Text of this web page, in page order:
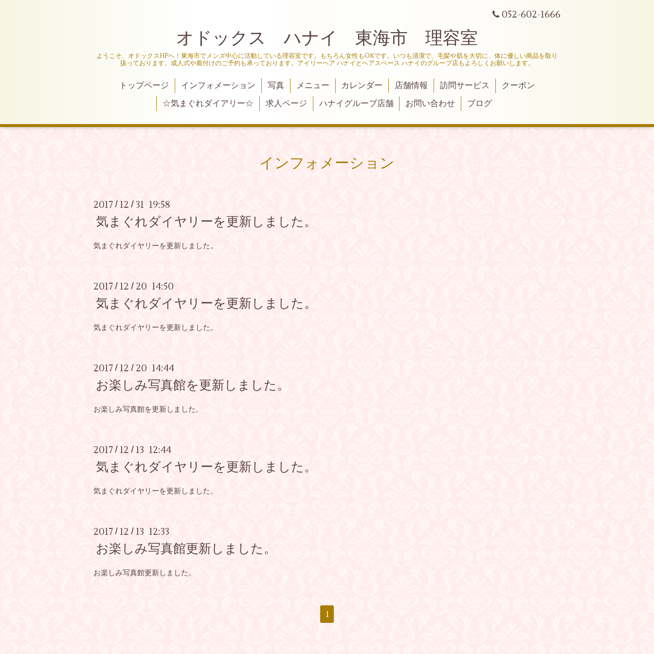
052-602-1666
オドックス ハナイ 東海市 理容室
ようこそ、オドックスHPへ！東海市でメンズ中心に活動している理容室です。もちろん女性もOKです。いつも清潔で、毛髪や肌を大切に、体に優しい商品を取り
扱っております。成人式や着付けのご予約も承っております。アイリーヘア ハナイとヘアスペース ハナイのグループ店もよろしくお願いします。
トップページ インフォメーション 写真 メニュー カレンダー 店舗情報 訪問サービス
クーポン
☆気まぐれダイアリー☆
求人ページ ハナイグループ店舗 お問い合わせ ブログ
インフォメーション
2017 / 12 / 31 19:58
気まぐれダイヤリーを更新しました。
気まぐれダイヤリーを更新しました。
2017 / 12 / 20 14:50
気まぐれダイヤリーを更新しました。
気まぐれダイヤリーを更新しました。
2017 / 12 / 20 14:44
お楽しみ写真館を更新しました。
お楽しみ写真館を更新しました。
2017 / 12 / 13 12:44
気まぐれダイヤリーを更新しました。
気まぐれダイヤリーを更新しました。
2017 / 12 / 13 12:33
お楽しみ写真館更新しました。
お楽しみ写真館更新しました。
1